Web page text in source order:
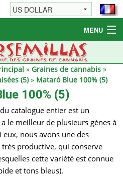
MENU
» Graines de cannabis »
(5)» Mataró Blue 100% (5)
100% (5)
catalogue entier est un
le meilleur de plusieurs gènes à
nous avons une des
productive, qui conserve
cette variété est connue
et tons bleus).